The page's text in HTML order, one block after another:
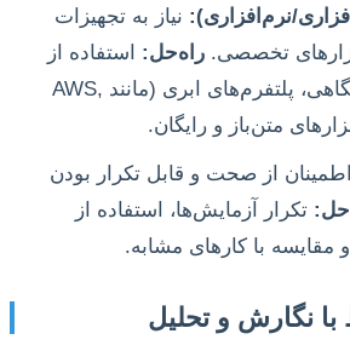
نرم‌افزاری): نیاز به تجهیزات
تخصصی. راه‌حل: استفاده از
آزمایشگاه‌های دانشگاهی، پلتفرم‌های ابری (مانند AWS,
اطمینان از صحت و قابل تکرار بودن
تکرار آزمایش‌ها، استفاده از
و مقایسه با کارهای مشابه.
نگارش و تحلیل